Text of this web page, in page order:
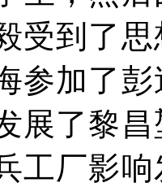
受到了
参加了
展了黎
工厂影